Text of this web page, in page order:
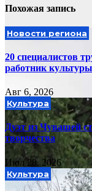
Похожая запись
Новости региона
20 специалистов
работник
Авг 6, 2026
Культура
Дуэт из Чувашей
творчества
Июл 28, 2026
Культура